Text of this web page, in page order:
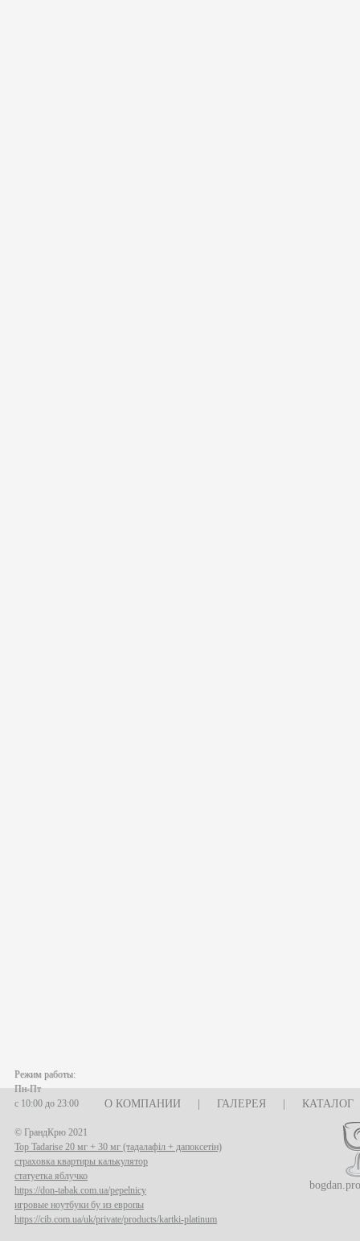
О КОМПАНИИ ГАЛЕРЕЯ КАТАЛОГ
Режим работы:
Пн-Пт
с 10:00 до 23:00
© ГрандКрю 2021
Top Tadarise 20 мг + 30 мг (тадалафіл + дапоксетін)
страховка квартиры калькулятор
статуетка яблучко
https://don-tabak.com.ua/pepelnicy
игровые ноутбуки бу из европы
https://cib.com.ua/uk/private/products/kartki-platinum